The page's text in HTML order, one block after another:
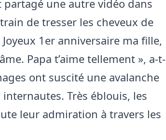
partagé une autre vidéo dans
de tresser les cheveux de
1er anniversaire ma fille,
Papa t’aime tellement », a-t-
ont suscité une avalanche
Très éblouis, les
leur admiration à travers les